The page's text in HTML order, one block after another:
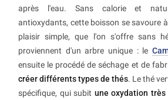
après l'eau. Sans calorie et
antioxydants, cette boisson se savoure
plaisir simple, que l'on s'offre sans
proviennent d'un arbre unique : le
ensuite le procédé de séchage et de
créer différents types de thés. Le thé
spécifique, qui subit une oxydation très